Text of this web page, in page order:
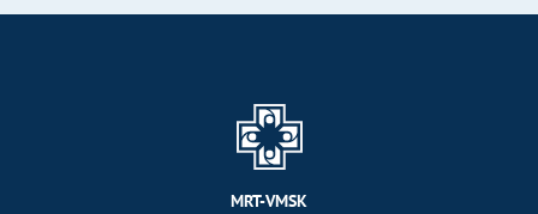
MRT-VMSK